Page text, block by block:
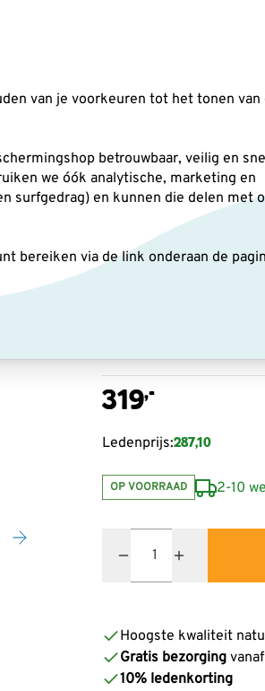
van je voorkeuren tot het tonen van
betrouwbaar, veilig en
we óók analytische, marketing en
surfgedrag) en kunnen die delen met
bereiken via de link onderaan de
tuindieren Planten
319,-
Ledenprijs:287,10
OP VOORRAAD 2-10
Hoogste kwaliteit
Gratis bezorging
10% ledenkorting